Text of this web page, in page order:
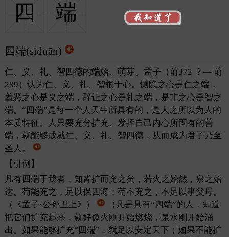
四 端
四端(sìduān)
仁、义、礼、智四德的端始、萌芽。孟子（前372 ？— 前
289）认为仁、义、礼、智根于心。恻隐之心是仁之端，
羞恶之心是义之端，辞让之心是礼之端，是非之心是智之
端。“四端”是每一个人天生所具有的，是人之所以为人的
本质特征。人只要充分扩充、发挥自己内心所固有的善
端，就能够成就仁、义、礼、智四德，从而成为君子乃至
圣人。
【引例】
凡有四端于我者，知皆扩而充之矣，若火之始然，泉之始
达。苟能充之，足以保四海；苟不充之，不足以事父母。
（《孟子·公孙丑上》）
（凡是具有“四端”的人，知道
把它们扩充起来，就好像火刚开始燃烧，泉水刚开始涌
出。如果能够扩充“四端”，就足以安定天下；如果不能扩